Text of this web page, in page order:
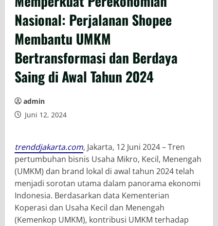
Nasional: Perjalanan Shopee
Membantu UMKM
Bertransformasi dan Berdaya
Saing di Awal Tahun 2024
admin
Juni 12, 2024
trenddjakarta.com, Jakarta, 12 Juni 2024 – Tren
pertumbuhan bisnis Usaha Mikro, Kecil, Menengah
(UMKM) dan brand lokal di awal tahun 2024 telah
menjadi sorotan utama dalam panorama ekonomi
Indonesia. Berdasarkan data Kementerian
Koperasi dan Usaha Kecil dan Menengah
(Kemenkop UMKM), kontribusi UMKM terhadap